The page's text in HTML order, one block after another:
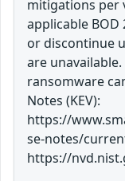
mitigations per
applicable BOD
or discontinue
are
ransomware
Notes (KEV):
https://
se-notes/
https://